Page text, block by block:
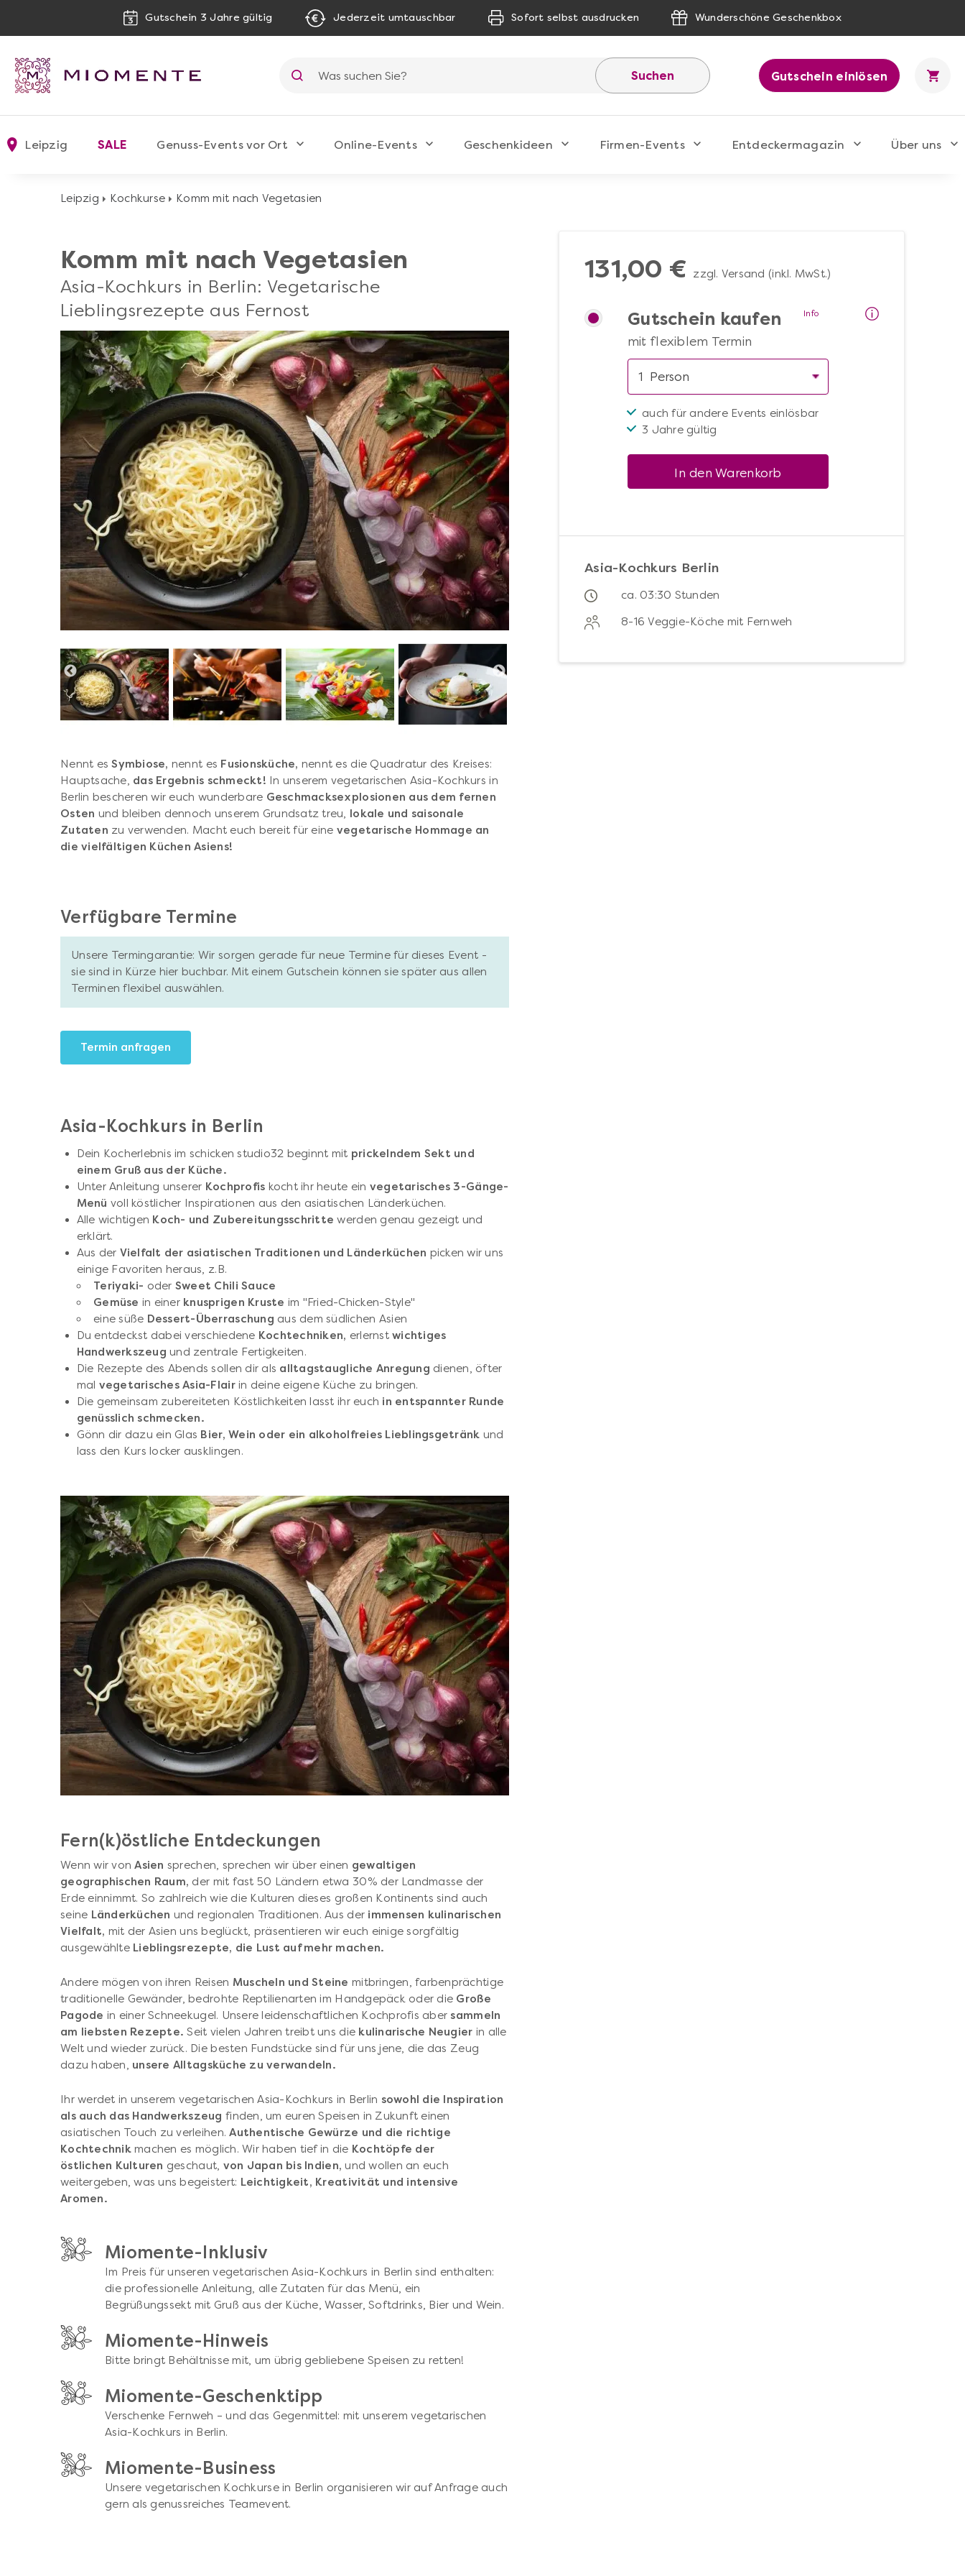
Gutschein 3 Jahre gültig Jederzeit umtauschbar Sofort selbst ausdrucken Wunderschöne Geschenkbox
Suchen Gutschein einlösen
Leipzig SALE Genuss-Events vor Ort Online-Events Geschenkideen Firmen-Events Entdeckermagazin Über uns
Leipzig Kochkurse Komm mit nach Vegetasien
Komm mit nach Vegetasien
Asia-Kochkurs in Berlin: Vegetarische
Lieblingsrezepte aus Fernost
Nennt esSymbiose, nennt es Fusionsküche, nennt es die Quadratur des Kreises:
Hauptsache, das Ergebnis schmeckt! In unserem vegetarischen Asia-Kochkurs in
Berlin bescheren wir euch wunderbare Geschmacksexplosionen aus dem fernen
Osten und bleiben dennoch unserem Grundsatz treu, lokale und saisonale
Zutaten zu verwenden. Macht euch bereit für eine vegetarische Hommage an
die vielfältigen Küchen Asiens!
Verfügbare Termine
Unsere Termingarantie: Wir sorgen gerade für neue Termine für dieses Event -
sie sind in Kürze hier buchbar. Mit einem Gutschein können sie später aus allen
Terminen flexibel auswählen.
Termin anfragen
Asia-Kochkurs in Berlin
Dein Kocherlebnis im schicken studio32 beginnt mit prickelndem Sekt und
einem Gruß aus der Küche.
Unter Anleitung unserer Kochprofis kocht ihr heute ein vegetarisches 3-Gänge-
Menü voll köstlicher Inspirationen aus den asiatischen Länderküchen.
Alle wichtigen Koch- und Zubereitungsschritte werden genau gezeigt und
erklärt.
Aus der Vielfalt der asiatischen Traditionen und Länderküchen picken wir uns
einige Favoriten heraus, z.B.
Teriyaki- oder Sweet Chili Sauce
Gemüse in einer knusprigen Kruste im "Fried-Chicken-Style"
eine süße Dessert-Überraschung aus dem südlichen Asien
Du entdeckst dabei verschiedene Kochtechniken, erlernstwichtiges
Handwerkszeug und zentrale Fertigkeiten.
Die Rezepte des Abends sollen dir als alltagstaugliche Anregung dienen, öfter
mal vegetarisches Asia-Flairin deine eigene Küche zu bringen.
Die gemeinsam zubereiteten Köstlichkeiten lasst ihr euch in entspannter Runde
genüsslich schmecken.
Gönn dir dazu ein Glas Bier, Wein oder ein alkoholfreies Lieblingsgetränk und
lass den Kurs locker ausklingen.
Fern(k)östliche Entdeckungen
Wenn wir vonAsien sprechen, sprechen wir über einen gewaltigen
geographischen Raum, der mit fast 50 Ländern etwa 30% der Landmasse der
Erde einnimmt. So zahlreich wie die Kulturen dieses großen Kontinents sind auch
seine Länderküchen und regionalen Traditionen. Aus der immensen kulinarischen
Vielfalt, mit der Asien uns beglückt, präsentieren wir euch einige sorgfältig
ausgewählteLieblingsrezepte, die Lust auf mehr machen.
Andere mögen von ihren Reisen Muscheln und Steine mitbringen, farbenprächtige
traditionelle Gewänder, bedrohte Reptilienarten im Handgepäck oder die Große
Pagode in einer Schneekugel. Unsere leidenschaftlichen Kochprofis aber sammeln
am liebsten Rezepte. Seit vielen Jahren treibt uns die kulinarische Neugier in alle
Welt und wieder zurück. Die besten Fundstücke sind für uns jene, die das Zeug
dazu haben, unsere Alltagsküche zu verwandeln.
Ihr werdet in unserem vegetarischen Asia-Kochkurs in Berlin sowohl die Inspiration
als auch das Handwerkszeug finden, um euren Speisen in Zukunft einen
asiatischen Touch zu verleihen.Authentische Gewürze und die richtige
Kochtechnikmachen es möglich. Wir haben tief in die Kochtöpfe der
östlichen Kulturen geschaut, von Japan bis Indien, und wollen an euch
weitergeben, was uns begeistert: Leichtigkeit, Kreativität und intensive
Aromen.
Miomente-Inklusiv
Im Preis für unseren vegetarischen Asia-Kochkurs in Berlin sind enthalten:
die professionelle Anleitung, alle Zutaten für das Menü, ein
Begrüßungssekt mit Gruß aus der Küche, Wasser, Softdrinks, Bier und Wein.
Miomente-Hinweis
Bitte bringt Behältnisse mit, um übrig gebliebene Speisen zu retten!
Miomente-Geschenktipp
Verschenke Fernweh – und das Gegenmittel: mit unserem vegetarischen
Asia-Kochkurs in Berlin.
Miomente-Business
Unsere vegetarischen Kochkurse in Berlin organisieren wir auf Anfrage auch
gern als genussreiches Teamevent.
131,00 € zzgl. Versand (inkl. MwSt.)
Gutschein kaufen
mit flexiblem Termin
auch für andere Events einlösbar
3 Jahre gültig
In den Warenkorb
Info
Asia-Kochkurs Berlin
ca. 03:30 Stunden
8-16 Veggie-Köche mit Fernweh